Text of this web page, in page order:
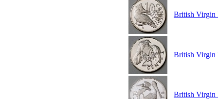
British Virgin
British Virgin
British Virgin